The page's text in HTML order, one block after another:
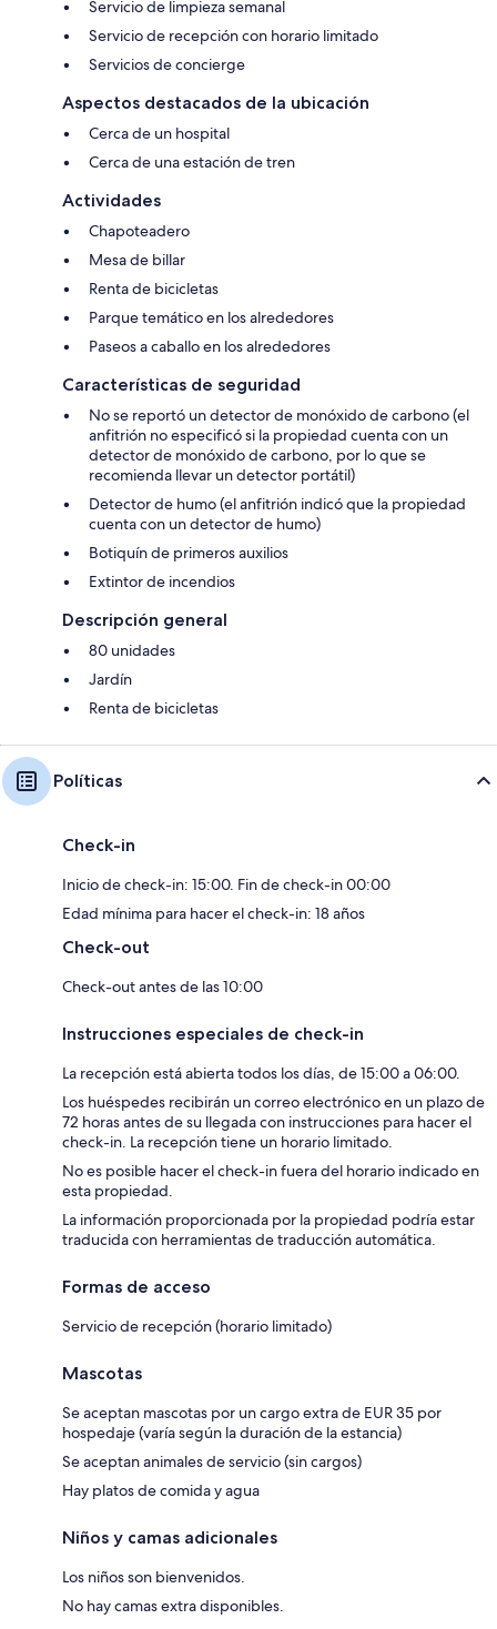
Servicio de limpieza semanal
Servicio de recepción con horario limitado
Servicios de concierge
Aspectos destacados de la ubicación
Cerca de un hospital
Cerca de una estación de tren
Actividades
Chapoteadero
Mesa de billar
Renta de bicicletas
Parque temático en los alrededores
Paseos a caballo en los alrededores
Características de seguridad
No se reportó un detector de monóxido de carbono (el
anfitrión no especificó si la propiedad cuenta con un
detector de monóxido de carbono, por lo que se
recomienda llevar un detector portátil)
Detector de humo (el anfitrión indicó que la propiedad
cuenta con un detector de humo)
Botiquín de primeros auxilios
Extintor de incendios
Descripción general
80 unidades
Jardín
Renta de bicicletas
Políticas
Check-in
Inicio de check-in: 15:00. Fin de check-in 00:00
Edad mínima para hacer el check-in: 18 años
Check-out
Check-out antes de las 10:00
Instrucciones especiales de check-in
La recepción está abierta todos los días, de 15:00 a 06:00.
Los huéspedes recibirán un correo electrónico en un plazo de
72 horas antes de su llegada con instrucciones para hacer el
check-in. La recepción tiene un horario limitado.
No es posible hacer el check-in fuera del horario indicado en
esta propiedad.
La información proporcionada por la propiedad podría estar
traducida con herramientas de traducción automática.
Formas de acceso
Servicio de recepción (horario limitado)
Mascotas
Se aceptan mascotas por un cargo extra de EUR 35 por
hospedaje (varía según la duración de la estancia)
Se aceptan animales de servicio (sin cargos)
Hay platos de comida y agua
Niños y camas adicionales
Los niños son bienvenidos.
No hay camas extra disponibles.